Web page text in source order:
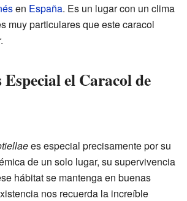
en España. Es un lugar con un clima
muy particulares que este caracol
Especial el Caracol de
es especial precisamente por su
de un solo lugar, su supervivencia
hábitat se mantenga en buenas
nos recuerda la increíble